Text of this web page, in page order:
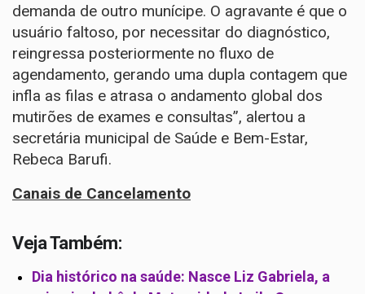
demanda de outro munícipe. O agravante é que o
usuário faltoso, por necessitar do diagnóstico,
reingressa posteriormente no fluxo de
agendamento, gerando uma dupla contagem que
infla as filas e atrasa o andamento global dos
mutirões de exames e consultas”, alertou a
secretária municipal de Saúde e Bem-Estar,
Rebeca Barufi.
Canais de Cancelamento
Veja Também:
Dia histórico na saúde: Nasce Liz Gabriela, a